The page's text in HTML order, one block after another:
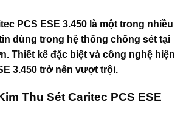
PCS ESE 3.450 là một trong nhiều
dùng trong hệ thống chống sét tại
Thiết kế đặc biệt và công nghệ hiện
3.450 trở nên vượt trội.
Thu Sét Caritec PCS ESE